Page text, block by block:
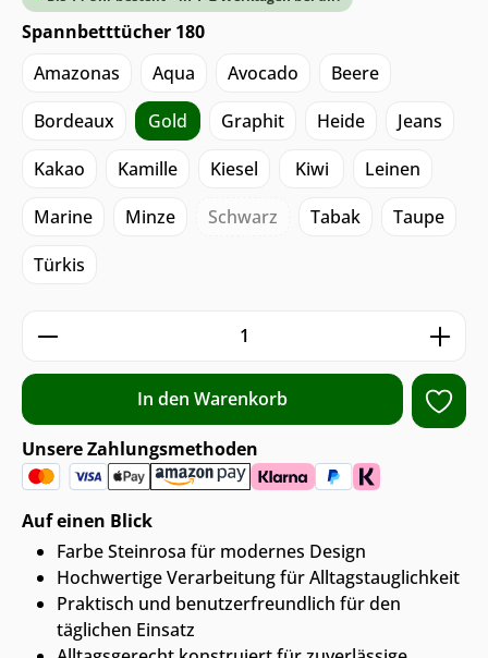
Spannbetttücher 180
Amazonas
Aqua Avocado
Beere
Bordeaux
Gold Graphit Heide
Jeans
Kakao
Kamille Kiesel Kiwi
Leinen
Marine
Minze Schwarz Tabak
Taupe
Türkis
Produkt Anzahl: Gib den
In den Warenkorb
Unsere Zahlungsmethoden
Auf einen Blick
Farbe Steinrosa für modernes Design
Hochwertige Verarbeitung für Alltagstauglichkeit
Praktisch und benutzerfreundlich für den
täglichen Einsatz